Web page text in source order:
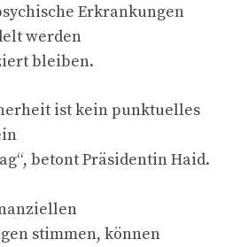
Erkrankungen
werden
bleiben.
ist kein punktuelles
betont Präsidentin Haid.
stimmen, können